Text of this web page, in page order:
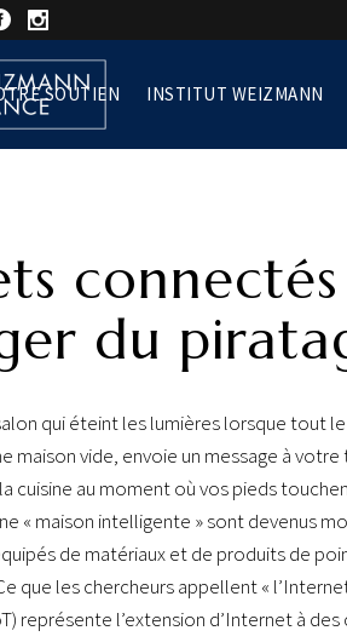
SOUTIEN INSTITUT WEIZMANN
du
qui éteint les lumières lorsque tout
maison vide, envoie un message à
cuisine au moment où vos pieds
« maison intelligente » sont devenus
de matériaux et de produits de
que les chercheurs appellent «
représente l’extension d’Internet à